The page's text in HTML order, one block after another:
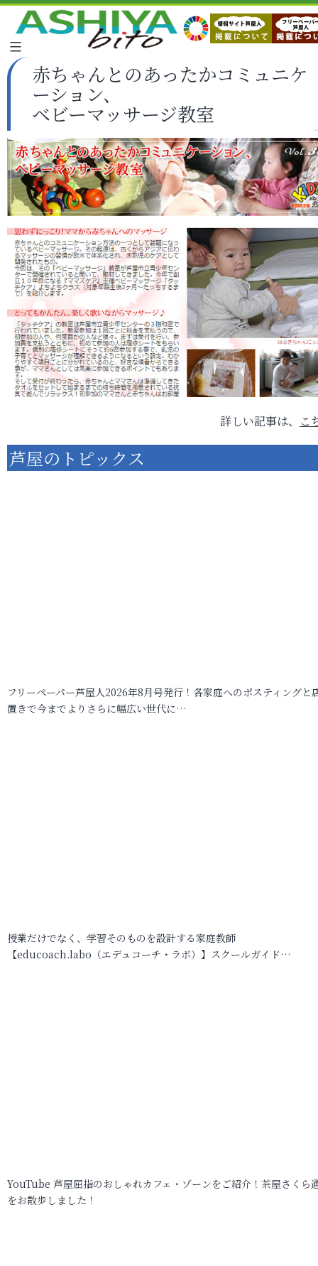
赤ちゃんとのあったかコミュニケ
ーション、
ベビーマッサージ教室
詳しい記事は、 こ
芦屋のトピックス
フリーペーパー芦屋人2026年8月号発行！各家庭へのポスティングと
置きで今までよりさらに幅広い世代に…
授業だけでなく、学習そのものを設計する家庭教師
【educoach.labo（エデュコーチ・ラボ）】スクールガイド…
YouTube 芦屋屈指のおしゃれカフェ・ゾーンをご紹介！茶屋さくら
をお散歩しました！